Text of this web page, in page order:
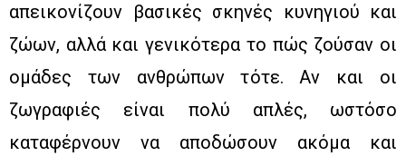
απεικονίζουν βασικές σκηνές κυνηγιού και
ζώων, αλλά και γενικότερα το πώς ζούσαν οι
ομάδες των ανθρώπων τότε. Αν και οι
ζωγραφιές είναι πολύ απλές, ωστόσο
καταφέρνουν να αποδώσουν ακόμα και